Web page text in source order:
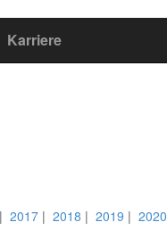
Karriere
| 2017 | 2018 | 2019 | 2020